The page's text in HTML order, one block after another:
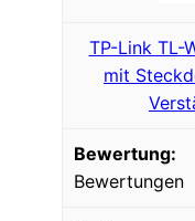
TP-Link TL-
mit
Bewertungen